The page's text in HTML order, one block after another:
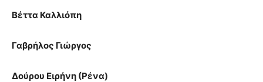
Βέττα Καλλιόπη
Γαβρήλος Γιώργος
Δούρου Ειρήνη (Ρένα)